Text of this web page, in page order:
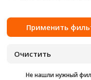
Не нашли нужный